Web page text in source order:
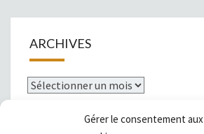
Gérer le consentement aux
ARCHIVES
Archives